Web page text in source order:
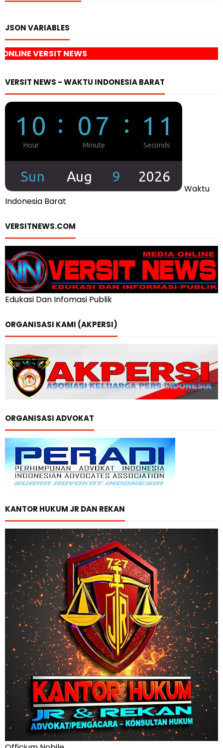
JSON VARIABLES
VERSIT NEWS - WAKTU INDONESIA BARAT
Waktu
Indonesia Barat
VERSITNEWS.COM
Edukasi Dan Infomasi Publik
ORGANISASI KAMI (AKPERSI)
ORGANISASI ADVOKAT
KANTOR HUKUM JR DAN REKAN